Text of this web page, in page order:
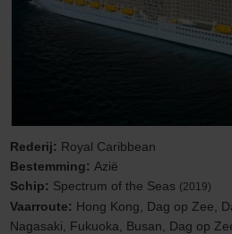
Rederij: Royal Caribbean
Bestemming: Azië
Schip: Spectrum of the Seas (2019)
Vaarroute: Hong Kong, Dag op Zee,
Nagasaki, Fukuoka, Busan, Dag op